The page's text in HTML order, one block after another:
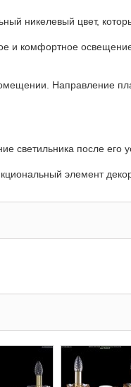
никелевый цвет,
и комфортное
Направление
светильника после его
элемент